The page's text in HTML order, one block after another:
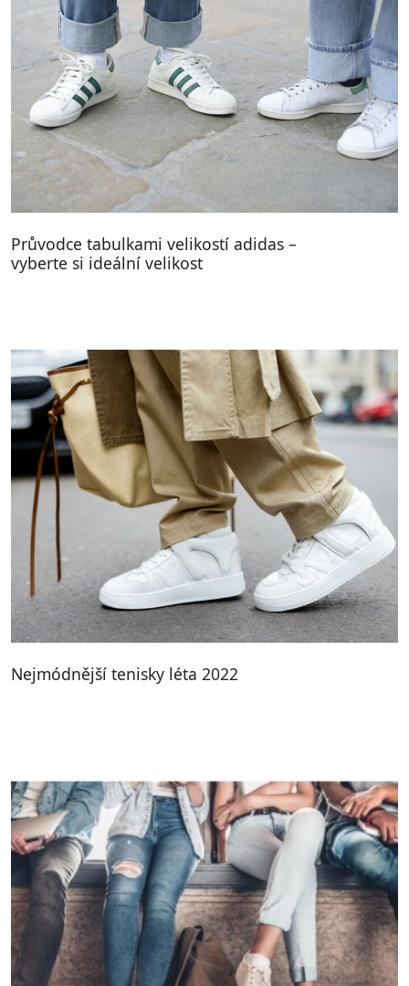
Průvodce tabulkami velikostí adidas –
vyberte si ideální velikost
Nejmódnější tenisky léta 2022